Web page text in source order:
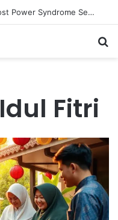
Cara Efektif Mengatasi Gejala Post Power Syndrome Setelah Pensiun Kerja
Fitri